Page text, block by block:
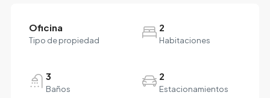
Oficina
Tipo de propiedad
2
Habitaciones
3
Baños
2
Estacionamientos